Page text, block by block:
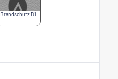
Brandschutz B1